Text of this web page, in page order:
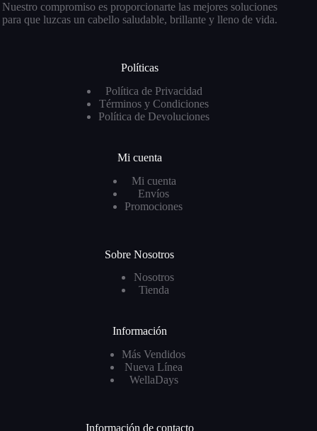
Nuestro compromiso es proporcionarte las mejores soluciones
para que luzcas un cabello saludable, brillante y lleno de vida.
Políticas
Política de Privacidad
Términos y Condiciones
Política de Devoluciones
Mi cuenta
Mi cuenta
Envíos
Promociones
Sobre Nosotros
Nosotros
Tienda
Información
Más Vendidos
Nueva Línea
WellaDays
Información de contacto